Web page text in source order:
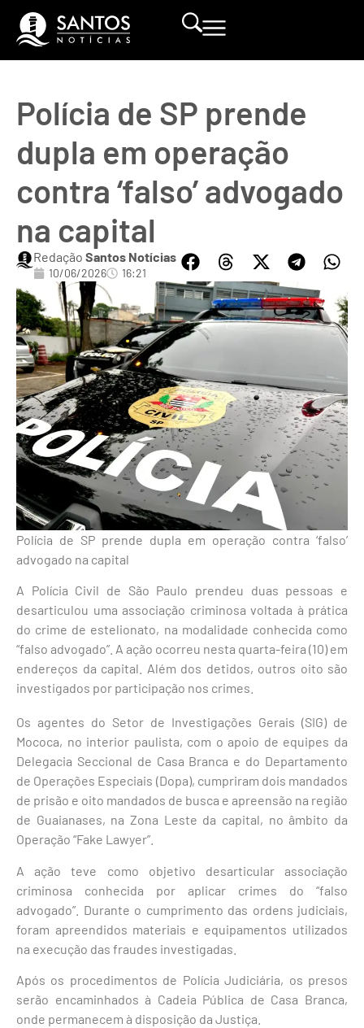
Polícia de SP prende
dupla em operação
contra ‘falso’ advogado
na capital
Redação Santos Notícias
10/06/2026 16:21
Polícia de SP prende dupla em operação contra ‘falso’
advogado na capital
A Polícia Civil de São Paulo prendeu duas pessoas e
desarticulou uma associação criminosa voltada à prática
do crime de estelionato, na modalidade conhecida como
“falso advogado”. A ação ocorreu nesta quarta-feira (10) em
endereços da capital. Além dos detidos, outros oito são
investigados por participação nos crimes.
Os agentes do Setor de Investigações Gerais (SIG) de
Mococa, no interior paulista, com o apoio de equipes da
Delegacia Seccional de Casa Branca e do Departamento
de Operações Especiais (Dopa), cumpriram dois mandados
de prisão e oito mandados de busca e apreensão na região
de Guaianases, na Zona Leste da capital, no âmbito da
Operação “Fake Lawyer”.
A ação teve como objetivo desarticular associação
criminosa conhecida por aplicar crimes do “falso
advogado”. Durante o cumprimento das ordens judiciais,
foram apreendidos materiais e equipamentos utilizados
na execução das fraudes investigadas.
Após os procedimentos de Polícia Judiciária, os presos
serão encaminhados à Cadeia Pública de Casa Branca,
onde permanecem à disposição da Justiça.